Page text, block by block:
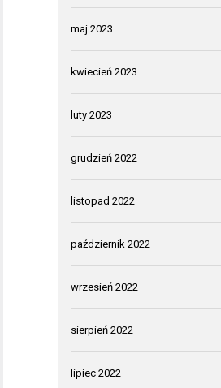
maj 2023
kwiecień 2023
luty 2023
grudzień 2022
listopad 2022
październik 2022
wrzesień 2022
sierpień 2022
lipiec 2022